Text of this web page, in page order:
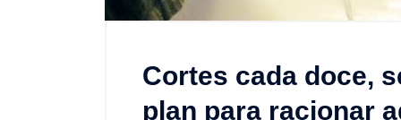
Cortes cada doce,
plan para racionar